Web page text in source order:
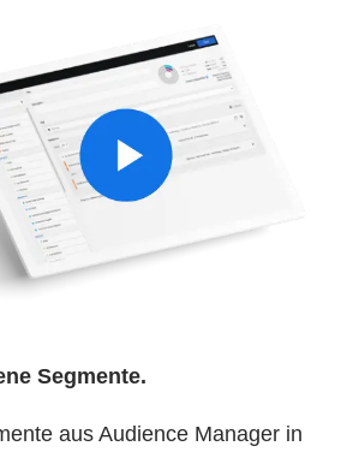
Segmente.
aus Audience Manager in